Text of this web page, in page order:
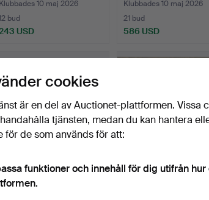
10 maj 2026
bud
USD
Klubbades 10 maj 2026
21 bud
586 USD
SANDMARK-
cookies
är en del av Auctionet-plattformen. Vissa
tjänsten, medan du kan hantera
för de som används för att:
funktioner och innehåll för dig utifrån hur